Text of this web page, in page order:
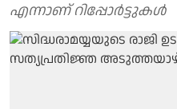
എന്നാണ് റിപ്പോർട്ടുകൾ